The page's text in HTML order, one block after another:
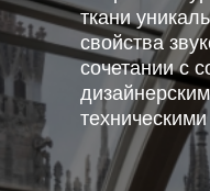
ткани
свойства
сочетании с